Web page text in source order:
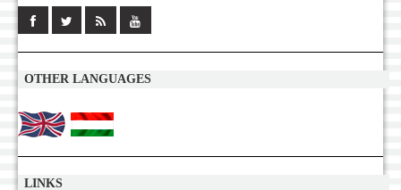
OTHER LANGUAGES
LINKS